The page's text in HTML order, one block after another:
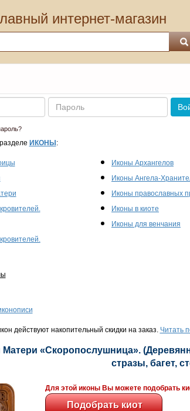
интернет-магазин
Пароль
ИКОНЫ :
Иконы Архангелов
Иконы Ангела-
Иконы православных
Иконы в киоте
Иконы для венчания
действуют накопительный скидки на заказ. Читать
Матери «Скоропослушница».
стразы, багет,
Для этой иконы Вы можете подобрать